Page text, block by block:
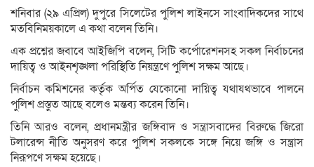
শনিবার (২৯ এপ্রিল) দুপুরে সিলেটের পুলিশ লাইনসে সাংবাদিকদের সাথে
মতবিনিময়কালে এ কথা বলেন তিনি।
এক প্রশ্নের জবাবে আইজিপি বলেন, সিটি কর্পোরেশনসহ সকল নির্বাচনের
দায়িত্ব ও আইনশৃঙ্খলা পরিস্থিতি নিয়ন্ত্রণে পুলিশ সক্ষম আছে।
নির্বাচন কমিশনের কর্তৃক অর্পিত যেকোনো দায়িত্ব যথাযথভাবে পালনে
পুলিশ প্রস্তুত আছে বলেও মন্তব্য করেন তিনি।
তিনি আরও বলেন, প্রধানমন্ত্রীর জঙ্গিবাদ ও সন্ত্রাসবাদের বিরুদ্ধে জিরো
টলারেন্স নীতি অনুসরণ করে পুলিশ সকলকে সঙ্গে নিয়ে জঙ্গি ও সন্ত্রাস
নিরূপণে সক্ষম হয়েছে।